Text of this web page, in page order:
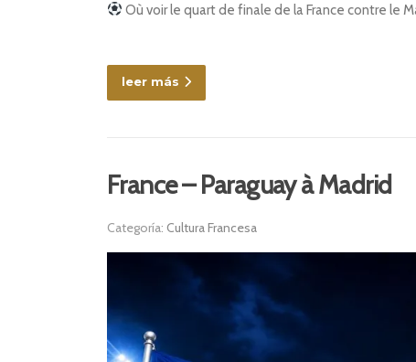
Où voir le quart de finale de la France contre le
leer más
France – Paraguay à Madrid
Categoría: Cultura Francesa